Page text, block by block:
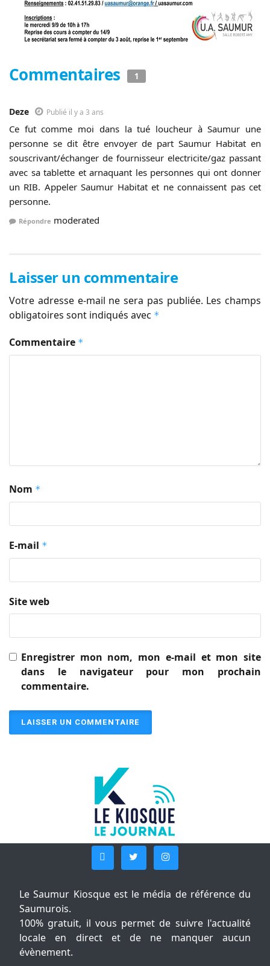
Commentaires 1
Deze Publié il y a 3 ans
Ce fut comme moi dans la tué loucheur à Saumur une
personne se dit être envoyer de part Saumur Habitat en
souscrivant/échanger de fournisseur electricite/gaz passant
avec sa tablette et arnaquant les personnes qui ont donner
un RIB. Appeler Saumur Habitat et ne connaissent pas cet
personne.
Répondre moderated
Laisser un commentaire
Votre adresse e-mail ne sera pas publiée. Les champs
obligatoires sont indiqués avec *
Commentaire *
Nom *
E-mail *
Site web
Enregistrer mon nom, mon e-mail et mon site
dans le navigateur pour mon prochain
commentaire.
Le Saumur Kiosque est le média de référence du
Saumurois.
100% gratuit, il vous permet de suivre l'actualité
locale en direct et de ne manquer aucun
évènement.